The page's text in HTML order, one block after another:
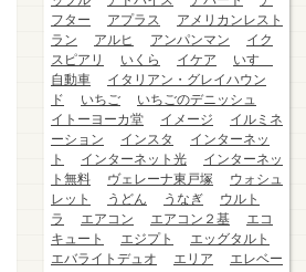
フター
アプラス
アメリカンレスト
ラン
アルヒ アンパンマン
イク
スピアリ
いくら イケア
いすゞ
自動車
イタリアン・グレイハウン
ド
いちご
いちごのデニッシュ
イトーヨーカ堂
イメージ
イルミネ
ーション
インスタ
インターネッ
ト
インターネット光
インターネッ
ト無料
ヴェレーナ東戸塚
ウォシュ
レット
うどん うなぎ
ウルト
ラ
エアコン エアコン２基
エコ
キュート
エジプト
エッグタルト
エバライトデュオ
エリア
エレベー